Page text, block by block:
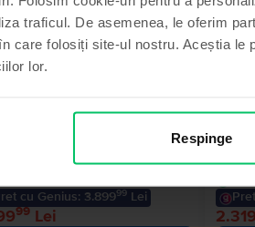
traficul. De asemenea, le oferim
care folosiți site-ul nostru. Aceștia le
lor.
Respinge
iPhone 16 Pro
Titanium, 128 GB, Ca nou
de la 350 lei/luna
cu Genius: 3.89999Lei
99Lei
Apple
Black,
2.319